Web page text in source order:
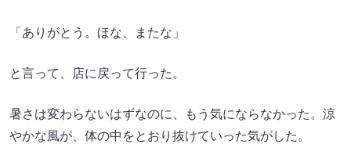
「ありがとう。ほな、またな」
と言って、店に戻って行った。
暑さは変わらないはずなのに、もう気にならなかった。涼
やかな風が、体の中をとおり抜けていった気がした。